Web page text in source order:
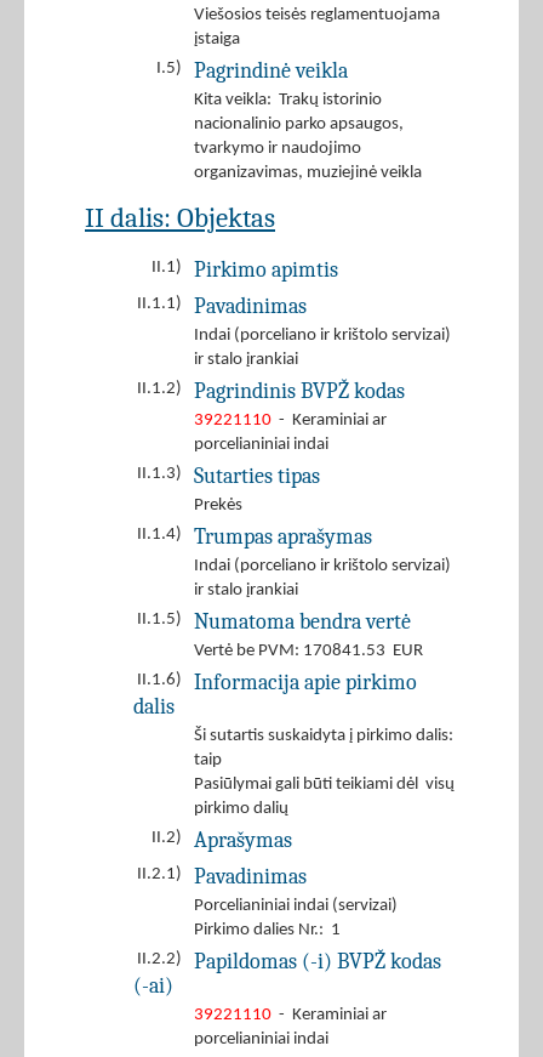
Viešosios teisės reglamentuojama
įstaiga
I.5)
Pagrindinė veikla
Kita veikla: Trakų istorinio
nacionalinio parko apsaugos,
tvarkymo ir naudojimo
organizavimas, muziejinė veikla
II dalis: Objektas
II.1) Pirkimo apimtis
II.1.1) Pavadinimas
Indai (porceliano ir krištolo servizai)
ir stalo įrankiai
II.1.2)
Pagrindinis BVPŽ kodas
39221110 - Keraminiai ar
porcelianiniai indai
II.1.3)
Sutarties tipas
Prekės
II.1.4)
Trumpas aprašymas
Indai (porceliano ir krištolo servizai)
ir stalo įrankiai
II.1.5)
Numatoma bendra vertė
Vertė be PVM: 170841.53 EUR
II.1.6)
Informacija apie pirkimo
dalis
Ši sutartis suskaidyta į pirkimo dalis:
taip
Pasiūlymai gali būti teikiami dėl visų
pirkimo dalių
II.2)
Aprašymas
II.2.1) Pavadinimas
Porcelianiniai indai (servizai)
Pirkimo dalies Nr.: 1
II.2.2)
Papildomas (-i) BVPŽ kodas
(-ai)
39221110 - Keraminiai ar
porcelianiniai indai